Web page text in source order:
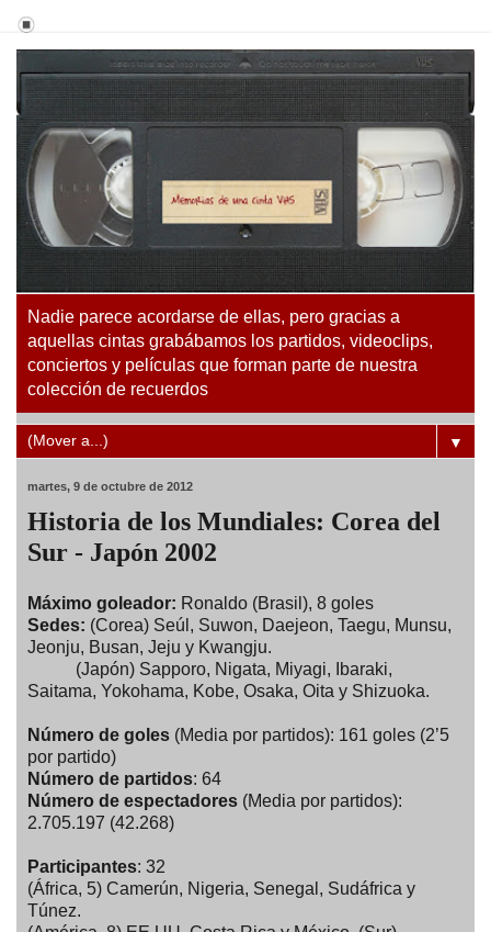
Nadie parece acordarse de ellas, pero gracias a
aquellas cintas grabábamos los partidos, videoclips,
conciertos y películas que forman parte de nuestra
colección de recuerdos
▼
martes, 9 de octubre de 2012
Historia de los Mundiales: Corea del
Sur - Japón 2002
Máximo goleador: Ronaldo (Brasil), 8 goles
Sedes: (Corea) Seúl, Suwon, Daejeon, Taegu, Munsu,
Jeonju, Busan, Jeju y Kwangju.
(Japón) Sapporo, Nigata, Miyagi, Ibaraki,
Saitama, Yokohama, Kobe, Osaka, Oita y Shizuoka.
Número de goles (Media por partidos): 161 goles (2’5
por partido)
Número de partidos: 64
Número de espectadores (Media por partidos):
2.705.197 (42.268)
Participantes: 32
(África, 5) Camerún, Nigeria, Senegal, Sudáfrica y
Túnez.